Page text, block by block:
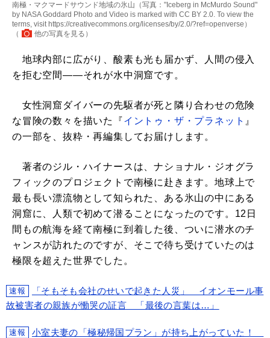
南極・マクマードサウンド地域の氷山（写真："Iceberg in McMurdo Sound"
by NASA Goddard Photo and Video is marked with CC BY 2.0. To view the
terms, visit https://creativecommons.org/licenses/by/2.0/?ref=openverse）
（
他の写真を見る ）
地球内部に広がり、酸素も光も届かず、人間の侵入
を拒む空間――それが水中洞窟です。
女性洞窟ダイバーの先駆者が死と隣り合わせの危険
な冒険の数々を描いた『イントゥ・ザ・プラネット 』
の一部を、抜粋・再編集してお届けします。
著者のジル・ハイナースは、ナショナル・ジオグラ
フィックのプロジェクトで南極に赴きます。地球上で
最も長い漂流物として知られた、ある氷山の中にある
洞窟に、人類で初めて潜ることになったのです。12日
間もの航海を経て南極に到着した後、ついに潜水のチ
ャンスが訪れたのですが、そこで待ち受けていたのは
極限を超えた世界でした。
速報
「そもそも会社のせいで起きた人災」 イオンモール事
故被害者の親族が慟哭の証言 「最後の言葉は…」
速報
小室夫妻の「極秘帰国プラン」が持ち上がっていた！